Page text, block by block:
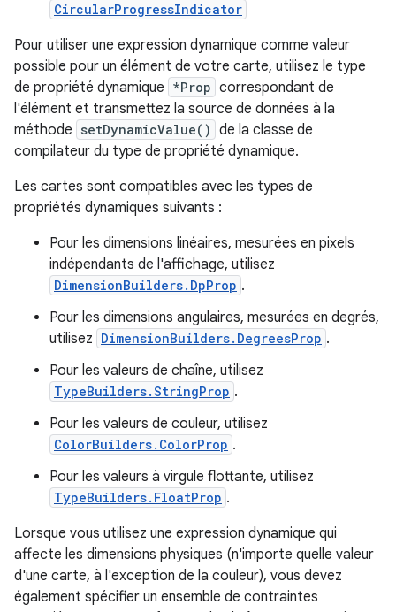
CircularProgressIndicator
Pour utiliser une expression dynamique comme valeur
possible pour un élément de votre carte, utilisez le type
de propriété dynamique *Prop correspondant de
l'élément et transmettez la source de données à la
méthode setDynamicValue() de la classe de
compilateur du type de propriété dynamique.
Les cartes sont compatibles avec les types de
propriétés dynamiques suivants :
Pour les dimensions linéaires, mesurées en pixels
indépendants de l'affichage, utilisez
DimensionBuilders.DpProp .
Pour les dimensions angulaires, mesurées en degrés,
utilisez DimensionBuilders.DegreesProp .
Pour les valeurs de chaîne, utilisez
TypeBuilders.StringProp .
Pour les valeurs de couleur, utilisez
ColorBuilders.ColorProp .
Pour les valeurs à virgule flottante, utilisez
TypeBuilders.FloatProp .
Lorsque vous utilisez une expression dynamique qui
affecte les dimensions physiques (n'importe quelle valeur
d'une carte, à l'exception de la couleur), vous devez
également spécifier un ensemble de contraintes